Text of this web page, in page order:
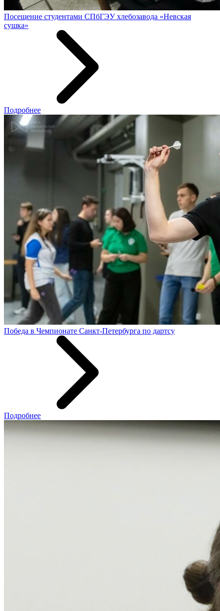
Посещение студентами СПбГЭУ хлебозавода «Невская
сушка»
Подробнее
Победа в Чемпионате Санкт-Петербурга по дартсу
Подробнее